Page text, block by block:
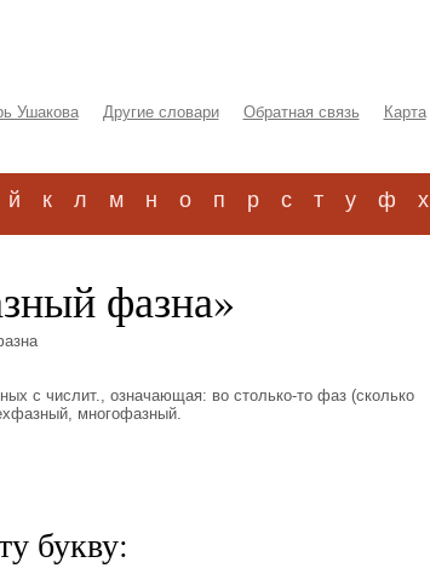
Ушакова Другие словари Обратная связь
Карта
й к л м н о п р с т у ф х
фазна»
с числит., означающая: во столько-то фаз (сколько
многофазный.
букву: